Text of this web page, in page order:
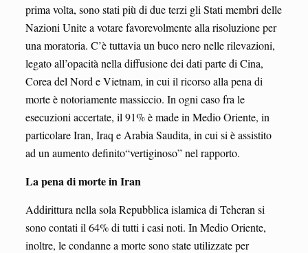
prima volta, sono stati più di due terzi gli Stati membri delle
Nazioni Unite a votare favorevolmente alla risoluzione per
una moratoria. C’è tuttavia un buco nero nelle rilevazioni,
legato all’opacità nella diffusione dei dati parte di Cina,
Corea del Nord e Vietnam, in cui il ricorso alla pena di
morte è notoriamente massiccio. In ogni caso fra le
esecuzioni accertate, il 91% è made in Medio Oriente, in
particolare Iran, Iraq e Arabia Saudita, in cui si è assistito
ad un aumento definito“vertiginoso” nel rapporto.
La pena di morte in Iran
Addirittura nella sola Repubblica islamica di Teheran si
sono contati il 64% di tutti i casi noti. In Medio Oriente,
inoltre, le condanne a morte sono state utilizzate per